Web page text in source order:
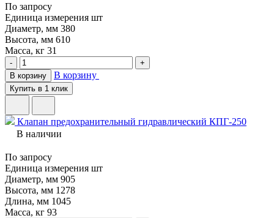
По запросу
Единица измерения шт
Диаметр, мм 380
Высота, мм 610
Масса, кг 31
-
+
В корзину
В корзину
Купить в 1 клик
Клапан предохранительный гидравлический КПГ-250
В наличии
По запросу
Единица измерения шт
Диаметр, мм 905
Высота, мм 1278
Длина, мм 1045
Масса, кг 93